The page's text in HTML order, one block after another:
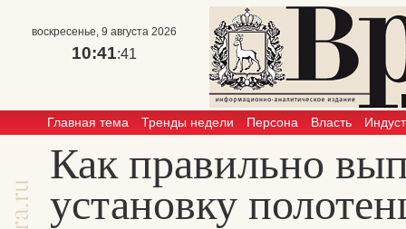
воскресенье, 9 августа 2026
10:41:41
Главная тема Тренды недели Персона Власть
Как правильно
установку